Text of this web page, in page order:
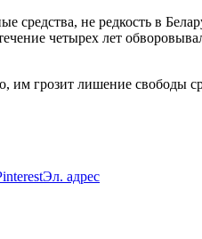
средства, не редкость в
четырех лет
им грозит лишение свободы
Эл. адрес